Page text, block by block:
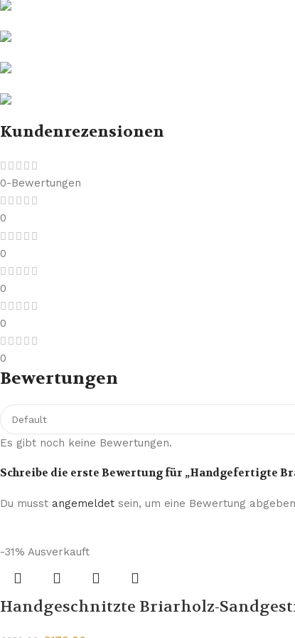
Kundenrezensionen
0-Bewertungen
0
0
0
0
0
Bewertungen
Es gibt noch keine Bewertungen.
Schreibe die erste Bewertung für „Handgefertigte
Du musst angemeldet sein, um eine Bewertung
-31% Ausverkauft
Handgeschnitzte Briarholz-